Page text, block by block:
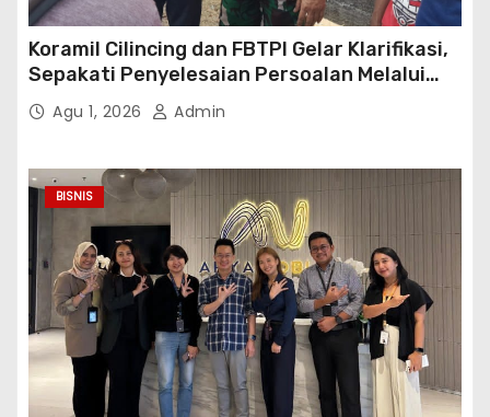
Koramil Cilincing dan FBTPI Gelar Klarifikasi,
Sepakati Penyelesaian Persoalan Melalui
DialogAgu 1, 2026 Admin
BISNIS